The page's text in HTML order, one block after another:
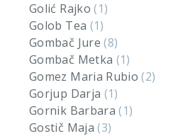
Golić Rajko(1)
Golob Tea (1)
Gombač Jure(8)
Gombač Metka (1)
Gomez Maria Rubio(2)
Gorjup Darja (1)
Gornik Barbara(1)
Gostič Maja(3)